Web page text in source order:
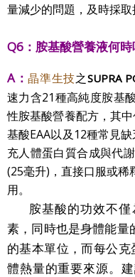
量減少的問題，及時採取
Q6：胺基酸營養液何時
A：晶準生技之SUPRA
速力含21種高純度胺基
性胺基酸營養配方，其
基酸EAA以及12種常見
充人體蛋白質合成與代
(25毫升)，直接口服或稀
用。
胺基酸的功效不僅
素，同時也是身體能量
的基本單位，而每公
體熱量的重要來源。